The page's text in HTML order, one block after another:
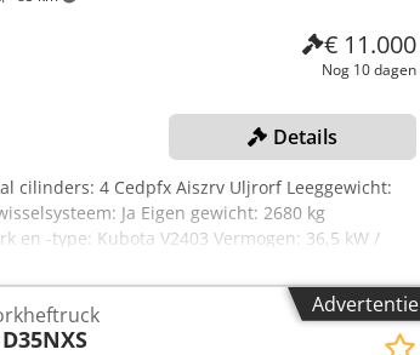
€ 11.000
Nog 10 dagen
Details
cilinders: 4 Cedpfx Aiszrv Uljrorf Leeggewicht:
Ja Eigen gewicht: 2680 kg
en -type: Kubota V2403 Vermogen: 36,5 kW /
30×10-16 Bakbreedte: 1730 mm Uitvoering:
registratie Geen documentatie
Advertentie
D35NXS